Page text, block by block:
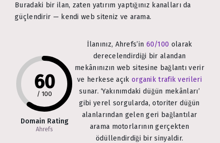
Buradaki bir ilan, zaten yatırım yaptığınız kanalları da
güçlendirir — kendi web siteniz ve arama.
60
/ 100
Domain Rating
Ahrefs
İlanınız, Ahrefs’in 60/100 olarak
derecelendirdiği bir alandan
mekânınızın web sitesine bağlantı verir
ve herkese açık organik trafik verileri
sunar. ‘Yakınımdaki düğün mekânları’
gibi yerel sorgularda, otoriter düğün
alanlarından gelen geri bağlantılar
arama motorlarının gerçekten
ödüllendirdiği bir sinyaldir.